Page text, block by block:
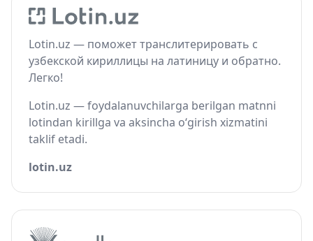
Lotin.uz — поможет транслитерировать с
узбекской кириллицы на латиницу и обратно.
Легко!
Lotin.uz — foydalanuvchilarga berilgan matnni
lotindan kirillga va aksincha o‘girish xizmatini
taklif etadi.
lotin.uz